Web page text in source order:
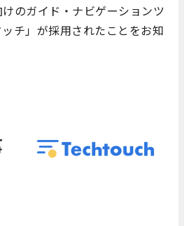
のガイド・ナビゲーションツ
チ」が採用されたことをお知